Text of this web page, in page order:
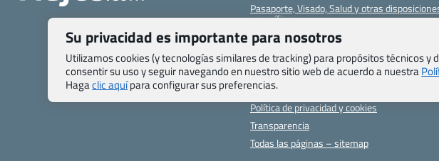
Pasaporte, Visado, Salud y otras
específicas
Blog de Viajes.com
Registro de agencias
Preguntas frecuentes
Condiciones generales
Política de privacidad y cookies
Transparencia
Todas las páginas – sitemap
Su privacidad es importante para nosotros
Utilizamos cookies (y tecnologías similares de tracking) para propósitos técnicos
consentir su uso y seguir navegando en nuestro sitio web de acuerdo a nuestra
Hagaclic aquípara configurar sus preferencias.